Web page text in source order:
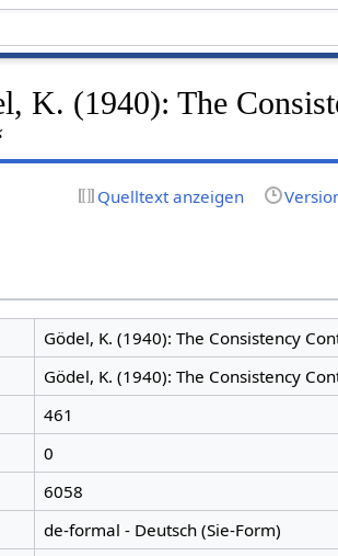
K. (1940): The
Quelltext anzeigen
Gödel, K. (1940): The Consistency
Gödel, K. (1940): The Consistency
461
0
6058
de-formal - Deutsch (Sie-Form)